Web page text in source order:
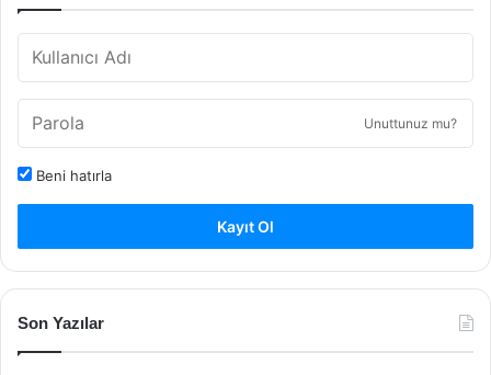
Unuttunuz mu?
Beni hatırla
Kayıt Ol
Son Yazılar